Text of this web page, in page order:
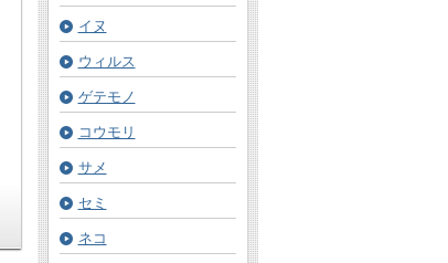
イヌ
ウィルス
ゲテモノ
コウモリ
サメ
セミ
ネコ